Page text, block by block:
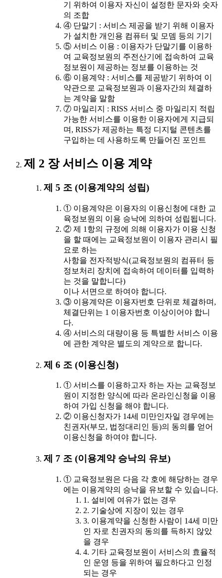
기 위하여 이용자 자신이 설정한 문자와 숫자
의 조합
④ 단말기 : 서비스 제공을 받기 위해 이용자
가 설치한 개인용 컴퓨터 및 모뎀 등의 기기
⑤ 서비스 이용 : 이용자가 단말기를 이용하
여 교육정보원의 주전산기에 접속하여 교육
정보원이 제공하는 정보를 이용하는 것
⑥ 이용계약 : 서비스를 제공받기 위하여 이
약관으로 교육정보원과 이용자간의 체결하
는 계약을 말함
⑦ 마일리지 : RISS 서비스 중 마일리지 적립
가능한 서비스를 이용한 이용자에게 지급되
며, RISS가 제공하는 특정 디지털 콘텐츠를
구입하는 데 사용하도록 만들어진 포인트
제 2 장 서비스 이용 계약
제 5 조 (이용계약의 성립)
① 이용계약은 이용자의 이용신청에 대한 교
육정보원의 이용 승낙에 의하여 성립됩니다.
② 제 1항의 규정에 의해 이용자가 이용 신청
을 할 때에는 교육정보원이 이용자 관리시 필
요로 하는
사항을 전자적방식(교육정보원의 컴퓨터 등
정보처리 장치에 접속하여 데이터를 입력하
는 것을 말합니다)
이나 서면으로 하여야 합니다.
③ 이용계약은 이용자번호 단위로 체결하며,
체결단위는 1 이용자번호 이상이어야 합니
다.
④ 서비스의 대량이용 등 특별한 서비스 이용
에 관한 계약은 별도의 계약으로 합니다.
제 6 조 (이용신청)
① 서비스를 이용하고자 하는 자는 교육정보
원이 지정한 양식에 따라 온라인신청을 이용
하여 가입 신청을 해야 합니다.
② 이용신청자가 14세 미만인자일 경우에는
친권자(부모, 법정대리인 등)의 동의를 얻어
이용신청을 하여야 합니다.
제 7 조 (이용계약 승낙의 유보)
① 교육정보원은 다음 각 호에 해당하는 경우
에는 이용계약의 승낙을 유보할 수 있습니다.
1. 설비에 여유가 없는 경우
2. 기술상에 지장이 있는 경우
3. 이용계약을 신청한 사람이 14세 미만
인 자로 친권자의 동의를 득하지 않았
을 경우
4. 기타 교육정보원이 서비스의 효율적
인 운영 등을 위하여 필요하다고 인정
되는 경우